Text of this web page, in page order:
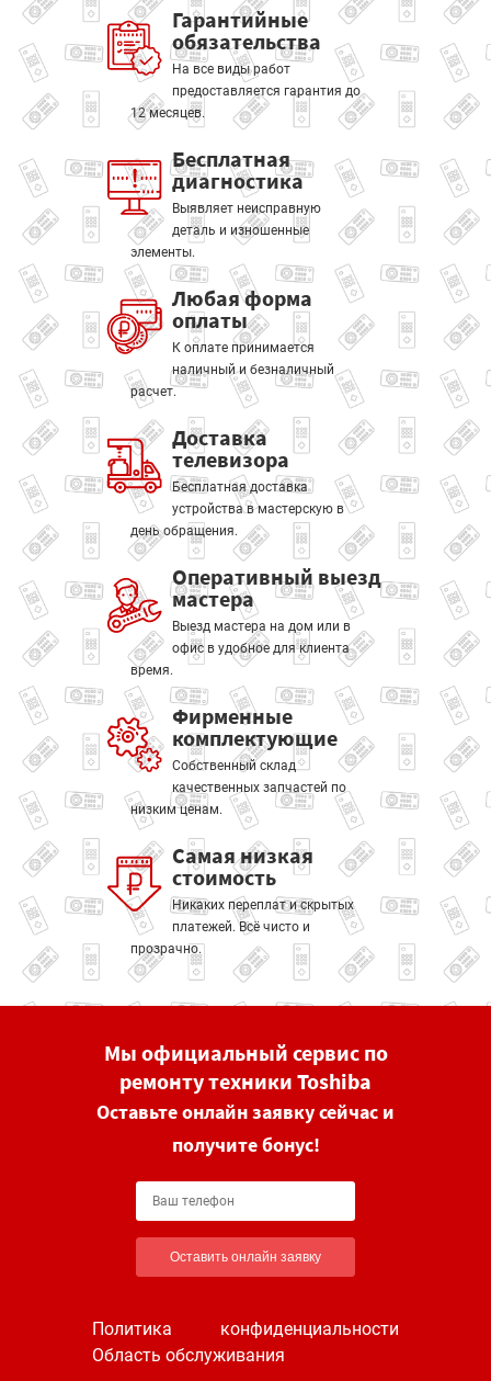
Гарантийные
обязательства
На все виды работ
предоставляется гарантия до
12 месяцев.
Бесплатная
диагностика
Выявляет неисправную
деталь и изношенные
элементы.
Любая форма
оплаты
К оплате принимается
наличный и безналичный
расчет.
Доставка
телевизора
Бесплатная доставка
устройства в мастерскую в
день обращения.
Оперативный выезд
мастера
Выезд мастера на дом или в
офис в удобное для клиента
время.
Фирменные
комплектующие
Собственный склад
качественных запчастей по
низким ценам.
Самая низкая
стоимость
Никаких переплат и скрытых
платежей. Всё чисто и
прозрачно.
Мы официальный сервис по
ремонту техники Toshiba
Оставьте онлайн заявку сейчас и
получите бонус!
Оставить онлайн заявку
Политика конфиденциальности
Область обслуживания